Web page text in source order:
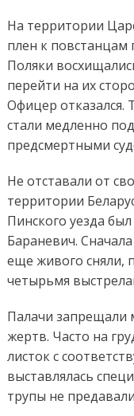
На территории
плен к
Поляки
перейти на их
Офицер отказался.
стали медленно
предсмертными
Не отставали от
территории
Пинского уезда
Бараневич.
еще живого сняли,
четырьмя
Палачи запрещали
жертв. Часто на
листок с
выставлялась
трупы не